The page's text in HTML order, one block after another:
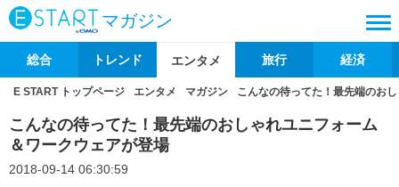
マガジン
総合 トレンド エンタメ 旅行 経済
E START トップページ エンタメ マガジン こんなの待ってた！最先端のお
こんなの待ってた！最先端のおしゃれユニフォーム
＆ワークウェアが登場
2018-09-14 06:30:59